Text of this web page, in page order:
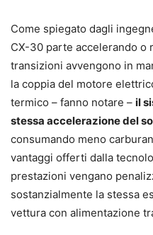
Come spiegato dagli
CX-30 parte accelerando o
transizioni avvengono in
la coppia del motore
termico – fanno notare – il
stessa accelerazione del
consumando meno
vantaggi offerti dalla
prestazioni vengano
sostanzialmente la stessa
vettura con alimentazione